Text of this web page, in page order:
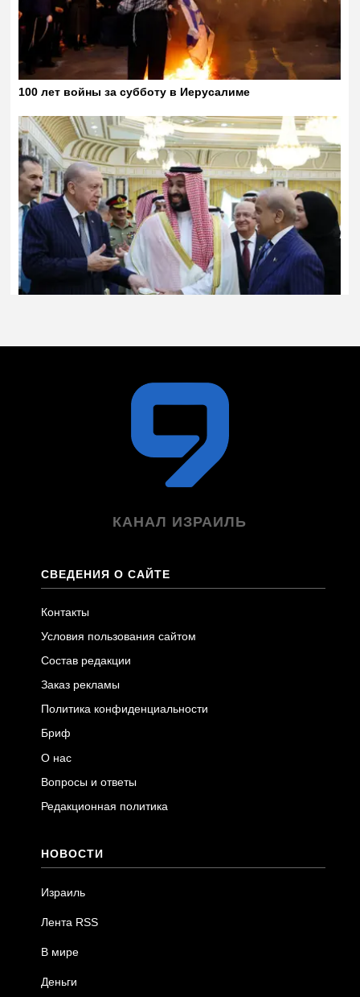
КАНАЛ ИЗРАИЛЬ
СВЕДЕНИЯ О САЙТЕ
Контакты
Условия пользования сайтом
Состав редакции
Заказ рекламы
Политика конфиденциальности
Бриф
О нас
Вопросы и ответы
Редакционная политика
НОВОСТИ
Израиль
Лента RSS
В мире
Деньги